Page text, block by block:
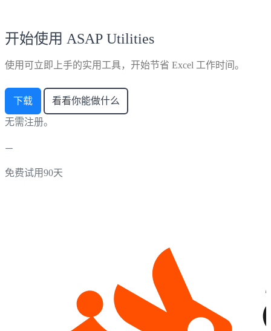
开始使用 ASAP Utilities
使用可立即上手的实用工具，开始节省 Excel 工作时间。
下载 看看你能做什么
无需注册。
免费试用90天